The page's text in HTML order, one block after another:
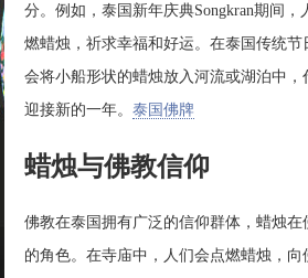
分。例如，泰国新年庆典Songkran期间，
燃蜡烛，祈求幸福和好运。在泰国传统节
会将小船形状的蜡烛放入河流或湖泊中，
迎接新的一年。泰国佛牌
蜡烛与佛教信仰
佛教在泰国拥有广泛的信仰群体，蜡烛
的角色。在寺庙中，人们会点燃蜡烛，向